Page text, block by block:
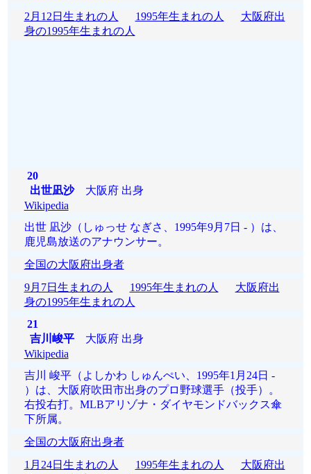
2月12日生まれの人
1995年生まれの人
大阪府出
身の1995年生まれの人
20
出世凪沙大阪府 出身
Wikipedia
出世 凪沙（しゅっせ なぎさ、1995年9月7日 - ）は、
鹿児島放送のアナウンサー。
全国の大阪府出身者
9月7日生まれの人
1995年生まれの人
大阪府出
身の1995年生まれの人
21
吉川峻平大阪府 出身
Wikipedia
吉川 峻平（よしかわ しゅんぺい、1995年1月24日 -
）は、大阪府吹田市出身のプロ野球選手（投手）。
右投右打。MLBアリゾナ・ダイヤモンドバックス傘
下所属。
全国の大阪府出身者
1月24日生まれの人
1995年生まれの人
大阪府出